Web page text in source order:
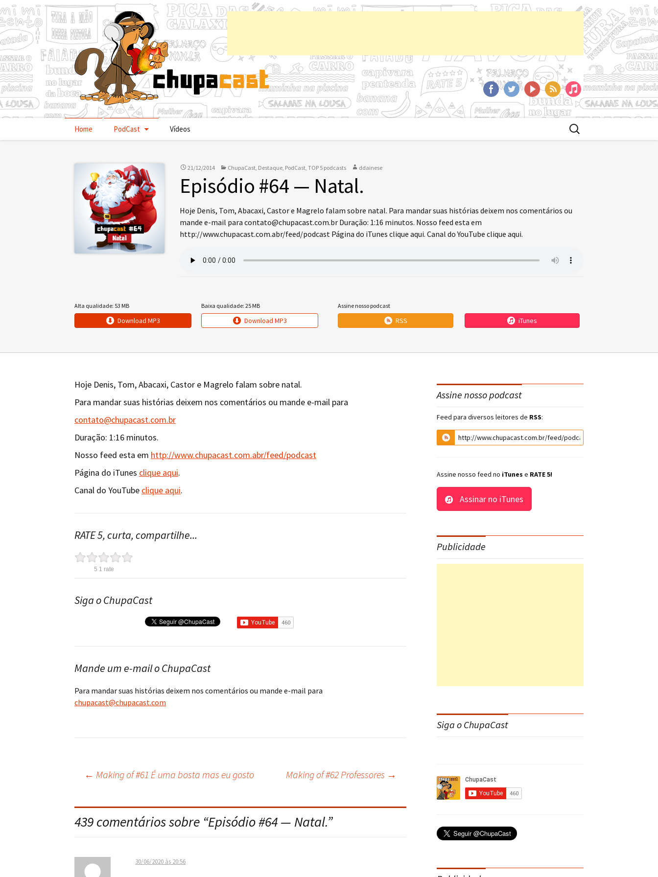
FacebookTwitterYoutTubeRSS iTunes
PularHome PodCast Vídeos
Buscar
por:
21/12/2014 ChupaCast, Destaque, PodCast, TOP 5 podcasts ddainese
Episódio #64 — Natal.
Hoje Denis, Tom, Abacaxi, Castor e Magrelo falam sobre natal. Para mandar suas histórias deixem nos comentários ou
mande e-mail para contato@chupacast.com.br Duração: 1:16 minutos. Nosso feed esta em
http://www.chupacast.com.abr/feed/podcast Página do iTunes clique aqui. Canal do YouTube clique aqui.
Alta qualidade: 53 MB
Download MP3
Baixa qualidade: 25 MB
Download MP3
Assine nosso podcast
RSS iTunes
Hoje Denis, Tom, Abacaxi, Castor e Magrelo falam sobre natal.
Para mandar suas histórias deixem nos comentários ou mande e-mail para
contato@chupacast.com.br
Duração: 1:16 minutos.
Nosso feed esta em http://www.chupacast.com.abr/feed/podcast
Página do iTunes clique aqui.
Canal do YouTube clique aqui.
RATE 5, curta, compartilhe...
5 1 rate
Siga o ChupaCast
Mande um e-mail o ChupaCast
Para mandar suas histórias deixem nos comentários ou mande e-mail para
chupacast@chupacast.com
Navegação
do
post
← Making of #61 É uma bosta mas eu gosto Making of #62 Professores →
439 comentários sobre “Episódio #64 — Natal.”
30/06/2020 às 20:56
Assine nosso podcast
Feed para diversos leitores de RSS:
Assine nosso feed no iTunes e RATE 5!
Assinar no iTunes
Publicidade
Siga o ChupaCast